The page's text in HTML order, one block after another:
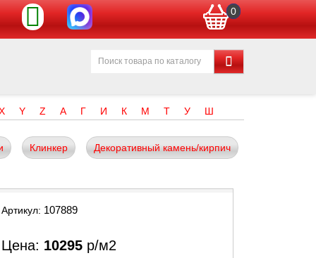
0
Y Z А Г И К М Т У Ш
Клинкер Декоративный камень/кирпич
Артикул: 107889
Цена: 10295 р/м2